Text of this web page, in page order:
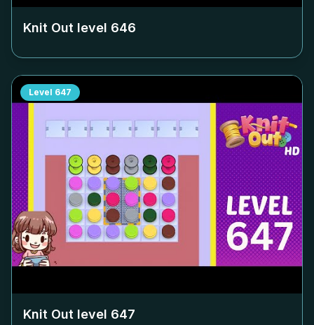
Knit Out level 646
Level 647
Knit Out level 647